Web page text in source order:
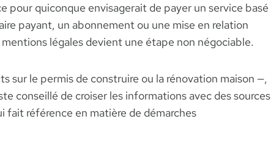
pour quiconque envisagerait de payer un service basé
payant, un abonnement ou une mise en relation
légales devient une étape non négociable.
sur le permis de construire ou la rénovation maison —,
conseillé de croiser les informations avec des sources
référence en matière de démarches